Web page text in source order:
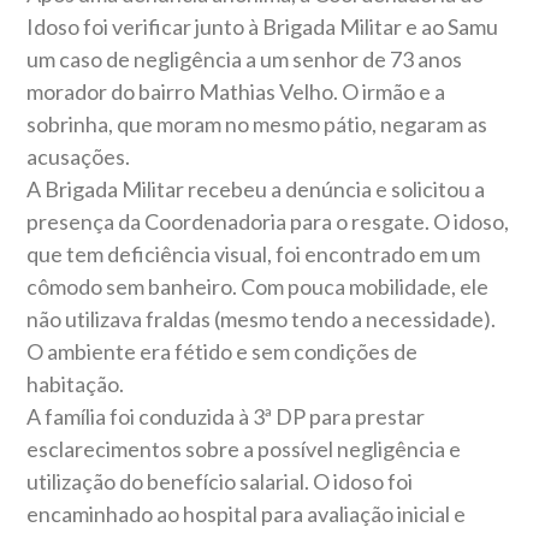
Idoso foi verificar junto à Brigada Militar e ao Samu
um caso de negligência a um senhor de 73 anos
morador do bairro Mathias Velho. O irmão e a
sobrinha, que moram no mesmo pátio, negaram as
acusações.
A Brigada Militar recebeu a denúncia e solicitou a
presença da Coordenadoria para o resgate. O idoso,
que tem deficiência visual, foi encontrado em um
cômodo sem banheiro. Com pouca mobilidade, ele
não utilizava fraldas (mesmo tendo a necessidade).
O ambiente era fétido e sem condições de
habitação.
A família foi conduzida à 3ª DP para prestar
esclarecimentos sobre a possível negligência e
utilização do benefício salarial. O idoso foi
encaminhado ao hospital para avaliação inicial e